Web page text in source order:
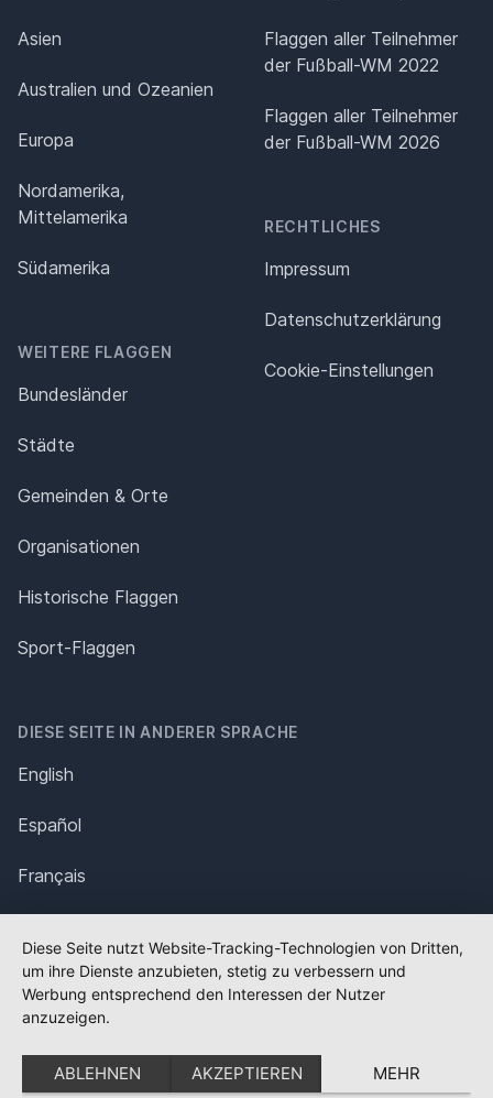
Asien
Australien und Ozeanien
Europa
Nordamerika,
Mittelamerika
Südamerika
WEITERE FLAGGEN
Bundesländer
Städte
Gemeinden & Orte
Organisationen
Historische Flaggen
Sport-Flaggen
Flaggen aller Teilnehmer
der Fußball-WM 2022
Flaggen aller Teilnehmer
der Fußball-WM 2026
RECHTLICHES
Impressum
Datenschutz­erklärung
Cookie-Einstellungen
DIESE SEITE IN ANDERER SPRACHE
English
Español
Français
Polska
Português
Nederlands
Diese Seite nutzt Website-Tracking-Technologien von Dritten,
um ihre Dienste anzubieten, stetig zu verbessern und
Werbung entsprechend den Interessen der Nutzer
anzuzeigen.
ABLEHNEN AKZEPTIEREN MEHR